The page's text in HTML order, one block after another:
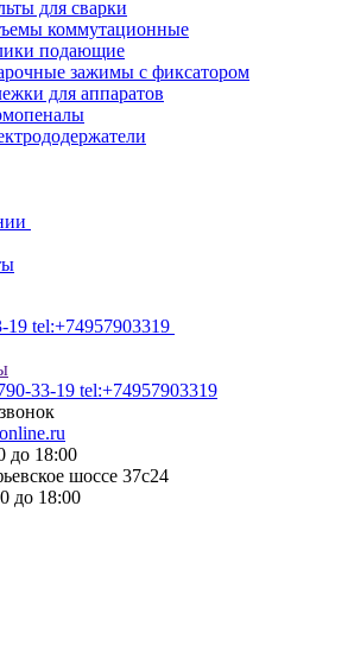
для сварки
коммутационные
подающие
зажимы с фиксатором
для аппаратов
19 tel:+74957903319
33-19 tel:+74957903319
до 18:00
шоссе 37с24
до 18:00